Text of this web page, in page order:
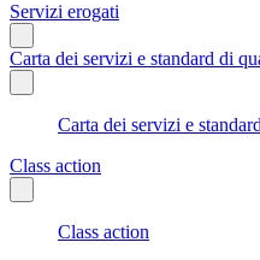
Servizi erogati
Carta dei servizi e standard di
Carta dei servizi e
Class action
Class action